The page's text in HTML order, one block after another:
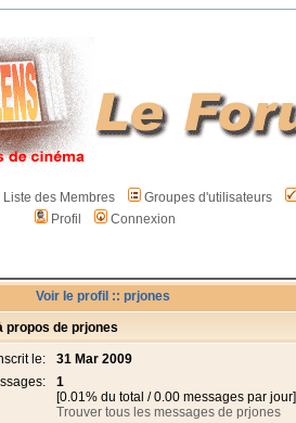
Liste des Membres Groupes d'utilisateurs
Profil
Connexion
Voir le profil :: prjones
propos de prjones
le:
31 Mar 2009
1
[0.01% du total / 0.00 messages par jour]
Trouver tous les messages de prjones